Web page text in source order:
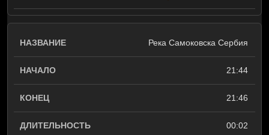
Река Самоковска Сербия
21:44
21:46
00:02